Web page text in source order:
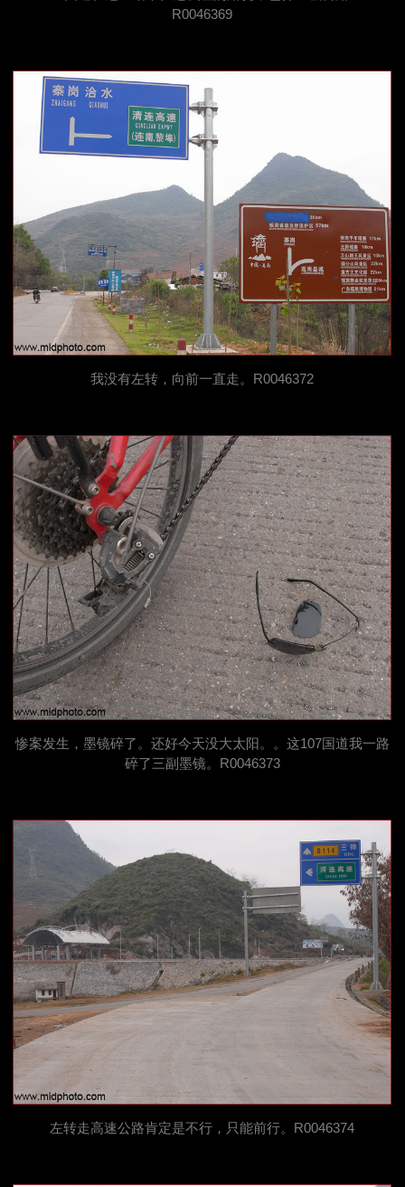
R0046369
我没有左转，向前一直走。R0046372
惨案发生，墨镜碎了。还好今天没大太阳。。这107国道我一路
碎了三副墨镜。R0046373
左转走高速公路肯定是不行，只能前行。R0046374